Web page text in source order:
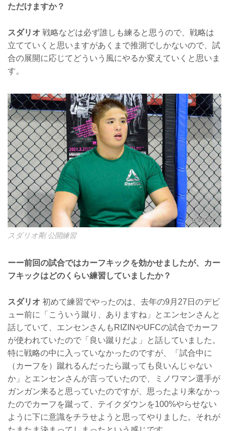
ただけますか？
スダリオ 戦略などは必ず誰しも練ると思うので、戦略は
立てていくと思いますがあくまで推測でしかないので、試
合の展開に応じてどういう風にやるか変えていくと思いま
す。
スダリオ剛 公開練習
ーー前回の試合ではカーフキックを効かせましたが、カー
フキックはどのくらい練習していましたか？
スダリオ 初めて練習でやったのは、去年の9月27日のデビ
ュー前に「こういう蹴り、ありますね」とエンセンさんと
話していて、エンセンさんもRIZINやUFCの試合でカーフ
が使われていたので「良い蹴りだよ」と話していました。
特に戦略の中に入っていなかったのですが、「試合中に
（カーフを）蹴れるんだったら蹴っても良いんじゃない
か」とエンセンさんが言っていたので、ミノワマン選手が
ガンガン来ると思っていたのですが、思ったより来なかっ
たのでカーフを蹴って、テイクダウンを100%やらせない
ように下に意識をチラせようと思ってやりました。それが